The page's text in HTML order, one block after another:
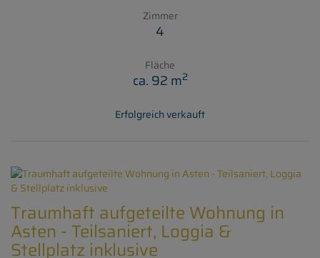
Zimmer
4
Fläche
ca. 92 m2
Erfolgreich verkauft
Traumhaft aufgeteilte Wohnung in
Asten - Teilsaniert, Loggia &
Stellplatz inklusive